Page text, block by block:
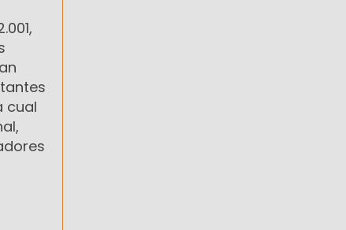
cual